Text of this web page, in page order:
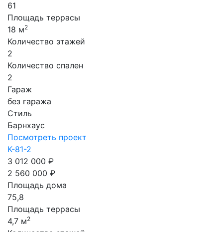
61
Площадь террасы
18 м2
Количество этажей
2
Количество спален
2
Гараж
без гаража
Стиль
Барнхаус
Посмотреть проект
К-81-2
3 012 000 ₽
2 560 000 ₽
Площадь дома
75,8
Площадь террасы
4,7 м2